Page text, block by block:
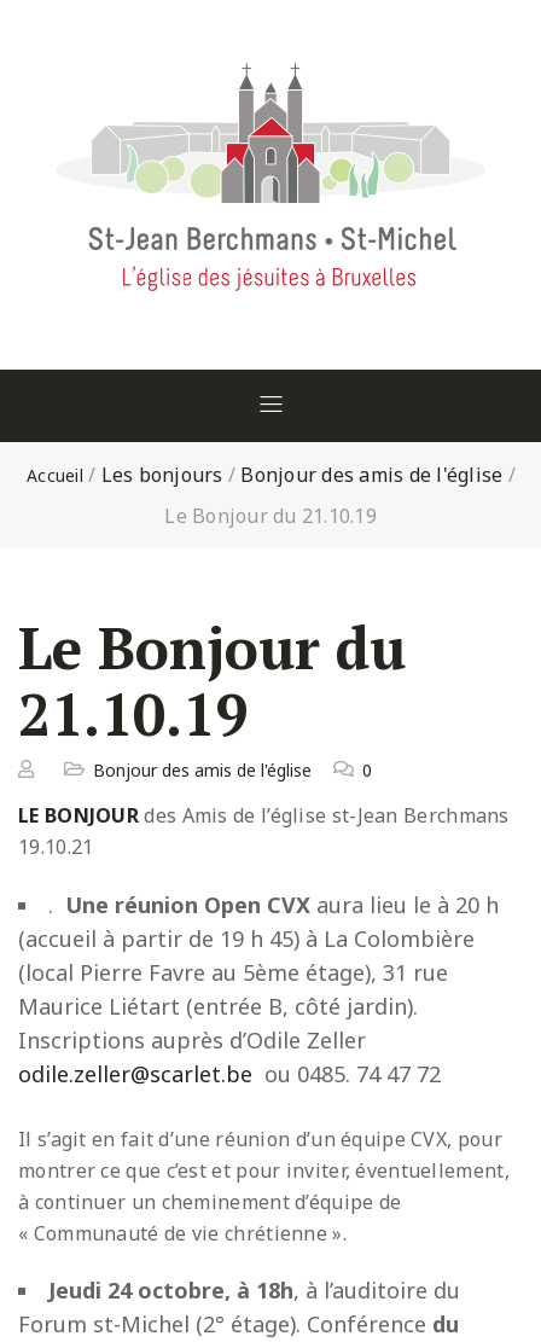
/ Les bonjours / Bonjour des amis de l'église /
Le Bonjour du 21.10.19
Le Bonjour du
21.10.19
Bonjour des amis de l'église 0
LE BONJOURdes Amis de l’église st-Jean Berchmans
19.10.21
. Une réunion Open CVX aura lieu le à 20 h
(accueil à partir de 19 h 45) à La Colombière
(local Pierre Favre au 5ème étage), 31 rue
Maurice Liétart (entrée B, côté jardin).
Inscriptions auprès d’Odile Zeller
odile.zeller@scarlet.be ou 0485. 74 47 72
Il s’agit en fait d’une réunion d’un équipe CVX, pour
montrer ce que c’est et pour inviter, éventuellement,
à continuer un cheminement d’équipe de
« Communauté de vie chrétienne ».
Jeudi 24 octobre, à 18h, à l’auditoire du
Forum st-Michel (2° étage). Conférence du